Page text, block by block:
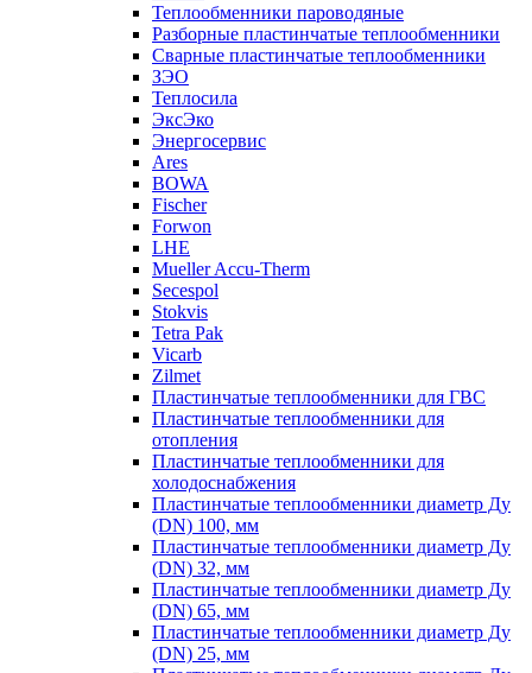
Теплообменники пароводяные
Разборные пластинчатые теплообменники
Сварные пластинчатые теплообменники
ЗЭО
Теплосила
ЭксЭко
Энергосервис
Ares
BOWA
Fischer
Forwon
LHE
Mueller Accu-Therm
Secespol
Stokvis
Tetra Pak
Vicarb
Zilmet
Пластинчатые теплообменники для ГВС
Пластинчатые теплообменники для
отопления
Пластинчатые теплообменники для
холодоснабжения
Пластинчатые теплообменники диаметр Ду
(DN) 100, мм
Пластинчатые теплообменники диаметр Ду
(DN) 32, мм
Пластинчатые теплообменники диаметр Ду
(DN) 65, мм
Пластинчатые теплообменники диаметр Ду
(DN) 25, мм